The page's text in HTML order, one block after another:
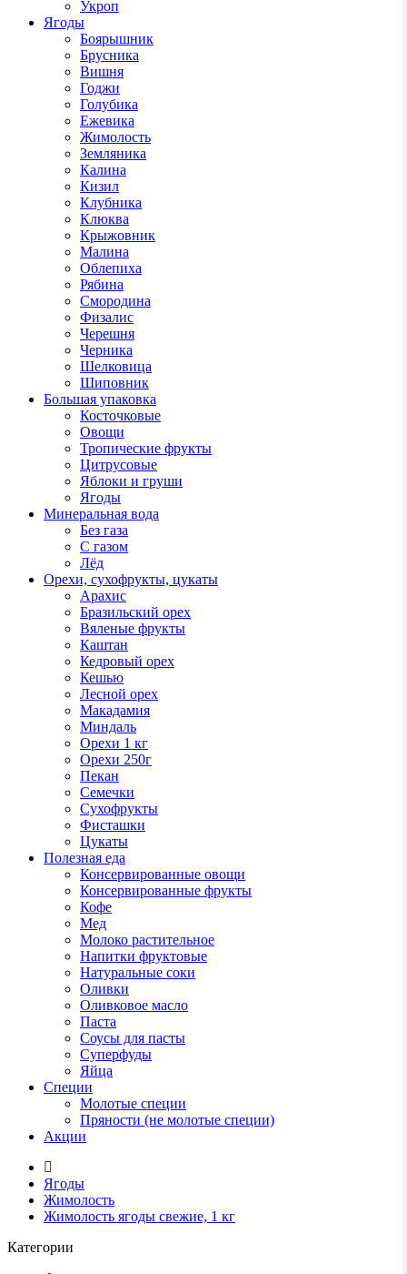
Укроп
Ягоды
Боярышник
Брусника
Вишня
Годжи
Голубика
Ежевика
Жимолость
Земляника
Калина
Кизил
Клубника
Клюква
Крыжовник
Малина
Облепиха
Рябина
Смородина
Физалис
Черешня
Черника
Шелковица
Шиповник
Большая упаковка
Косточковые
Овощи
Тропические фрукты
Цитрусовые
Яблоки и груши
Ягоды
Минеральная вода
Без газа
С газом
Лёд
Орехи, сухофрукты, цукаты
Арахис
Бразильский орех
Вяленые фрукты
Каштан
Кедровый орех
Кешью
Лесной орех
Макадамия
Миндаль
Орехи 1 кг
Орехи 250г
Пекан
Семечки
Сухофрукты
Фисташки
Цукаты
Полезная еда
Консервированные овощи
Консервированные фрукты
Кофе
Мед
Молоко растительное
Напитки фруктовые
Натуральные соки
Оливки
Оливковое масло
Паста
Соусы для пасты
Суперфуды
Яйца
Специи
Молотые специи
Пряности (не молотые специи)
Акции
Ягоды
Жимолость
Жимолость ягоды свежие, 1 кг
Категории